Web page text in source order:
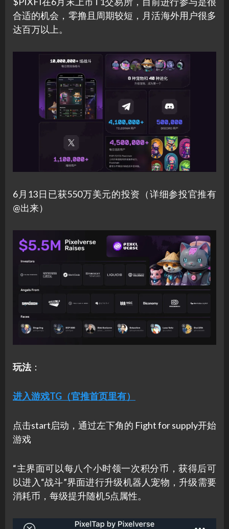
合适的机会，零撸且周期较短，月活海外用户很多
达百万以上。
6月13日已获550万美元的投资（详细参投官推有
@出来）
玩法：
进入游戏TG（官推首页里有）
点击start启动，通过左下角的 Fight for supply开始
游戏
“主界面可以每八个小时领一次积分币，获得后可
以进入“战斗”界面进行升级机器人宠物，升级需要
消耗币，每级提升随机5点属性。